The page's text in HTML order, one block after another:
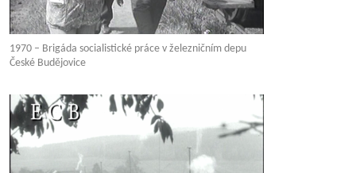
1970 – Brigáda socialistické práce v železničním depu
České Budějovice